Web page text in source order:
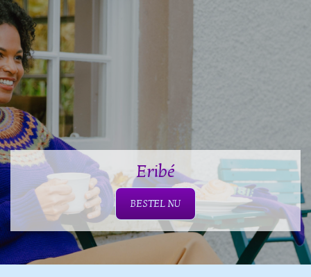
Eribé
BESTEL NU